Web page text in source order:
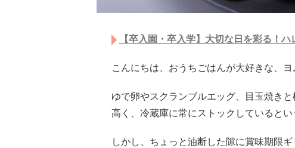
【卒入園・卒入学】大切な日を彩る！
こんにちは、おうちごはんが大好きな、
ゆで卵やスクランブルエッグ、目玉焼き
高く、冷蔵庫に常にストックしているとい
しかし、ちょっと油断した隙に賞味期限